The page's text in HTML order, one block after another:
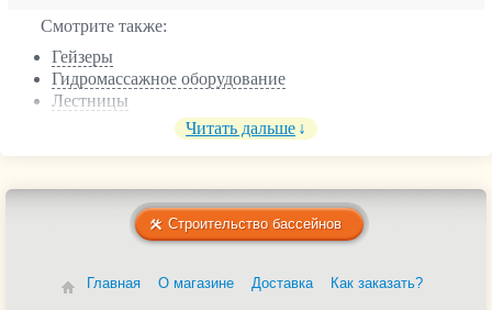
Смотрите также:
Гейзеры
Гидромассажное оборудование
Лестницы
Водопады
Гидроизоляция
Оборудование для бассейна
Поручни
Насосы
Читать дальше
Строительство бассейнов
Главная О магазине Доставка Как заказать?